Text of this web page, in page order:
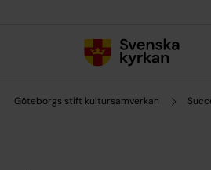
Göteborgs stift kultursamverkan